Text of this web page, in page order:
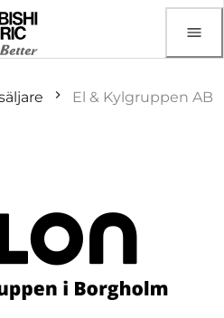
El & Kylgruppen AB